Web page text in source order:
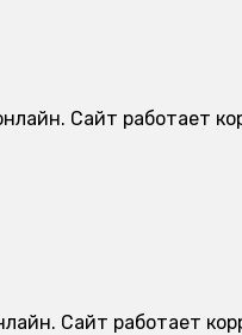
Сайт работает
Сайт работает